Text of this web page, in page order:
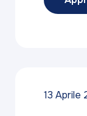
13 Aprile